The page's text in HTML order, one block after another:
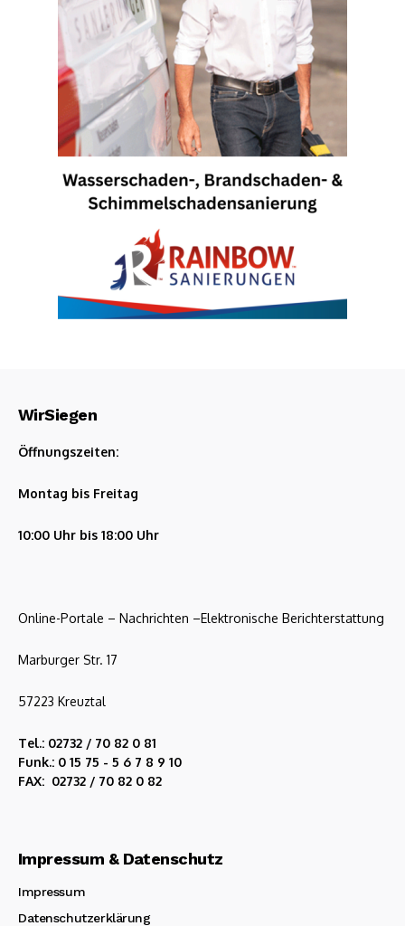
WirSiegen
Öffnungszeiten:
Montag bis Freitag
10:00 Uhr bis 18:00 Uhr
Online-Portale – Nachrichten –Elektronische Berichterstattung
Marburger Str. 17
57223 Kreuztal
Tel.: 02732 / 70 82 0 81
Funk.: 0 15 75 - 5 6 7 8 9 10
FAX: 02732 / 70 82 0 82
Impressum & Datenschutz
Impressum
Datenschutzerklärung